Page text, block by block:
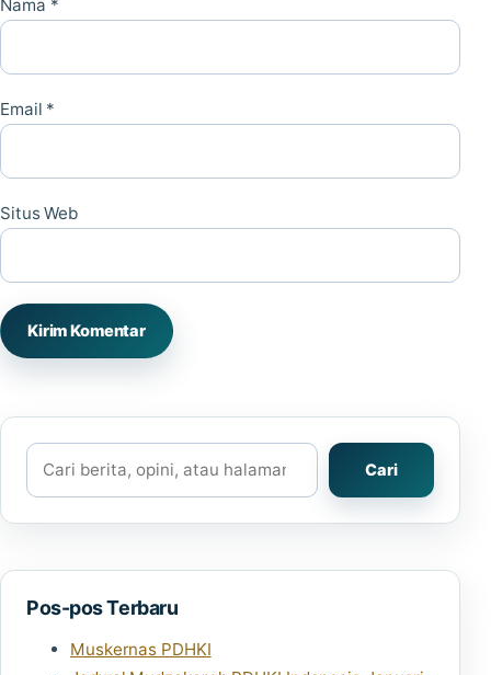
Nama *
Email *
Situs Web
Cari
Cari
Pos-pos Terbaru
Muskernas PDHKI